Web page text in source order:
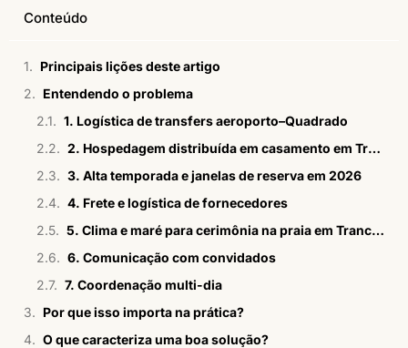
Conteúdo
Principais lições deste artigo
Entendendo o problema
1. Logística de transfers aeroporto–Quadrado
2. Hospedagem distribuída em casamento em Trancoso
3. Alta temporada e janelas de reserva em 2026
4. Frete e logística de fornecedores
5. Clima e maré para cerimônia na praia em Trancoso
6. Comunicação com convidados
7. Coordenação multi-dia
Por que isso importa na prática?
O que caracteriza uma boa solução?